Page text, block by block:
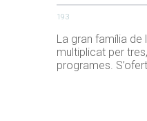
193
La gran família de
multiplicat per
programes.